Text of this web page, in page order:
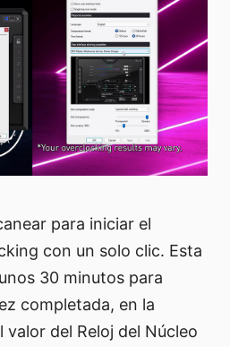
para iniciar el
con un solo clic. Esta
30 minutos para
completada, en la
del Reloj del Núcleo